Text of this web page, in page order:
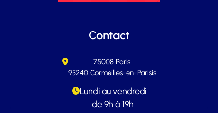
Contact
75008 Paris
95240 Cormeilles-en-Parisis
Lundi au vendredi
de 9h à 19h